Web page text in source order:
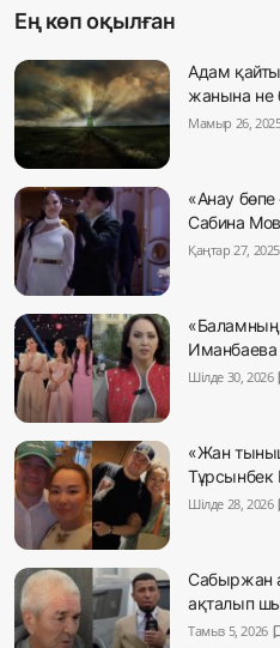
Ең көп оқылған
Адам
жанына не
Мамыр 26,
«Анау
Сабина
Қаңтар 27, 2025
Шілде 30, 2026
«Жан
Тұрсынбек
Шілде 28, 2026
Сабыржан
ақталып
Тамыз 5, 2026